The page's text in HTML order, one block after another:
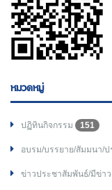
หมวดหมู่
ปฏิทินกิจกรรม 151
อบรม/บรรยาย/สัมมนา/ป
ข่าวประชาสัมพันธ์/มีข่า